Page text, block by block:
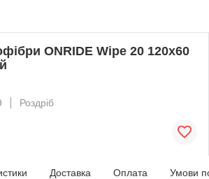
ONRIDE Wipe 20 120x60
Роздріб
Доставка Оплата Умови